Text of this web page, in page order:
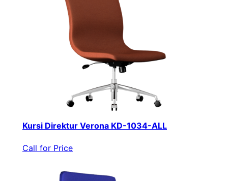
Kursi Direktur Verona KD-1034-ALL
Call for Price